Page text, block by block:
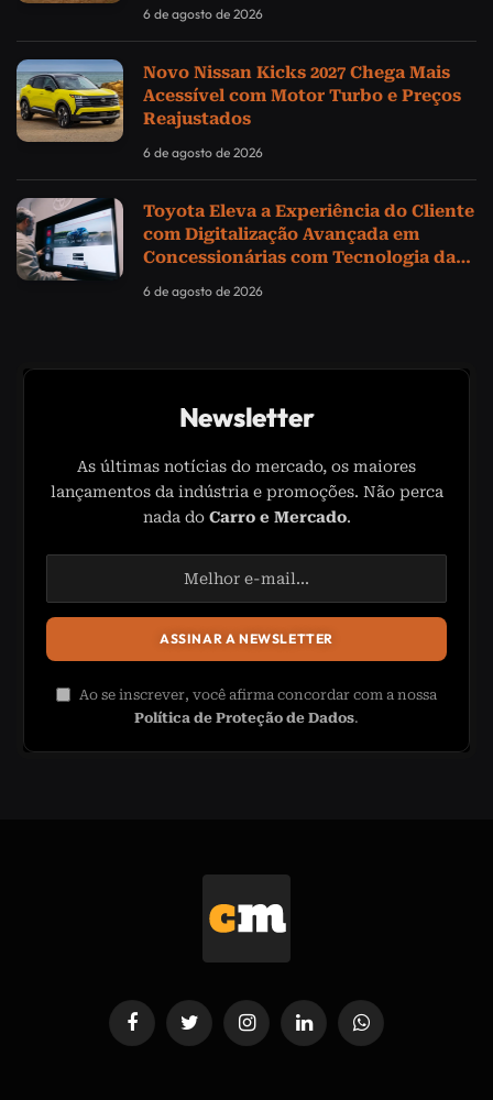
6 de agosto de 2026
Novo Nissan Kicks 2027 Chega Mais
Acessível com Motor Turbo e Preços
Reajustados
6 de agosto de 2026
Toyota Eleva a Experiência do Cliente
com Digitalização Avançada em
Concessionárias com Tecnologia da
6 de agosto de 2026
Newsletter
As últimas notícias do mercado, os maiores
lançamentos da indústria e promoções. Não perca
nada do Carro e Mercado.
Ao se inscrever, você afirma concordar com a nossa
Política de Proteção de Dados.
FacebookTwitterInstagramLinkedIn WhatsApp